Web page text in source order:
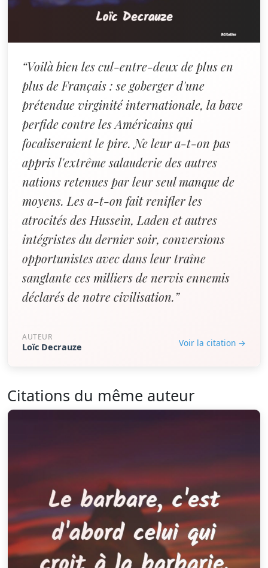
“Voilà bien les cul-entre-deux de plus en
plus de Français : se goberger d'une
prétendue virginité internationale, la bave
perfide contre les Américains qui
focaliseraient le pire. Ne leur a-t-on pas
appris l'extrême salauderie des autres
nations retenues par leur seul manque de
moyens. Les a-t-on fait renifler les
atrocités des Hussein, Laden et autres
intégristes du dernier soir, conversions
opportunistes avec dans leur traîne
sanglante ces milliers de nervis ennemis
déclarés de notre civilisation.”
AUTEUR
Loïc Decrauze Voir la citation →
Citations du même auteur